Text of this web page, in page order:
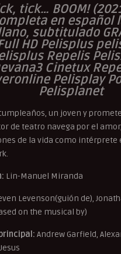
tick… BOOM!
en español
subtitulado
HD Pelisplus
Repelis
Cinetux
Pelisplay
Pelisplanet
un joven y
de teatro navega por el
de la vida como intérprete
Lin-Manuel Miranda
Levenson(guión de),
on the musical by)
Andrew Garfield,